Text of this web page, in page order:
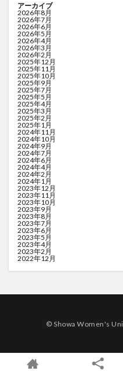
アーカイブ
2026年8月
2026年7月
2026年6月
2026年5月
2026年4月
2026年3月
2026年2月
2025年12月
2025年11月
2025年10月
2025年9月
2025年7月
2025年5月
2025年4月
2025年3月
2025年2月
2025年1月
2024年11月
2024年10月
2024年9月
2024年7月
2024年6月
2024年4月
2024年2月
2024年1月
2023年12月
2023年11月
2023年10月
2023年9月
2023年8月
2023年7月
2023年6月
2023年5月
2023年4月
2023年2月
2022年12月
© Showa Women's